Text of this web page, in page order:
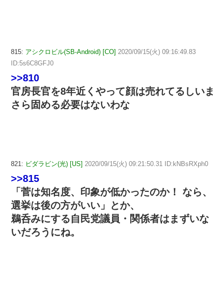
815: アシクロビル(SB-Android) [CO] 2020/09/15(火) 09:16:49.83
ID:5s6C8GFJ0
>>810
官房長官を8年近くやって顔は売れてるしいま
さら固める必要はないわな
821: ビダラビン(光) [US] 2020/09/15(火) 09:21:50.31 ID:kNBsRXph0
>>815
「菅は知名度、印象が低かったのか！ なら、
選挙は後の方がいい」とか、
鵜呑みにする自民党議員・関係者はまずいな
いだろうにね。